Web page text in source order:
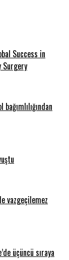
Success in
Surgery
vazgeçilemez
üçüncü sıraya